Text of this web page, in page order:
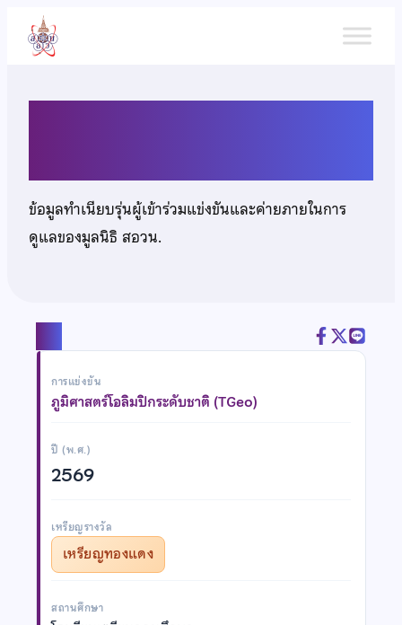
เนื้อหา
ข้อมูลทำเนียบรุ่นผู้เข้าร่วมแข่งขันและค่ายภายในการ
ดูแลของมูลนิธิ สอวน.
การแข่งขัน
ภูมิศาสตร์โอลิมปิกระดับชาติ (TGeo)
ปี (พ.ศ.)
2569
เหรียญรางวัล
เหรียญทองแดง
สถานศึกษา